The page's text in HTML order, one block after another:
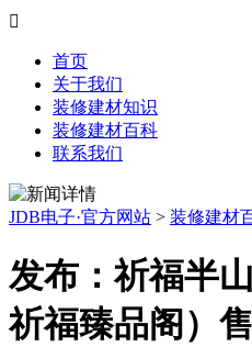

首页
关于我们
装修建材知识
装修建材百科
联系我们
JDB电子·官方网站 > 装修建材
发布：祈福半
祈福臻品阁）